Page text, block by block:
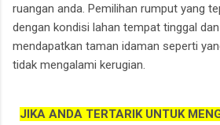
ruangan anda. Pemilihan rumput yang
dengan kondisi lahan tempat tinggal
mendapatkan taman idaman seperti
tidak mengalami kerugian.
JIKA ANDA TERTARIK UNTUK